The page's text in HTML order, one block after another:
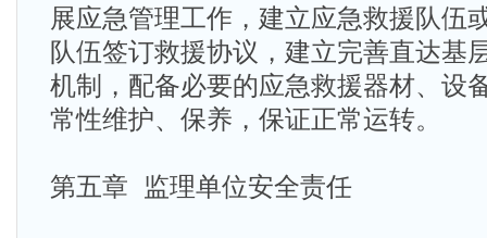
展应急管理工作，建立应急救援队伍
队伍签订救援协议，建立完善直达基
机制，配备必要的应急救援器材、设
常性维护、保养，保证正常运转。
第五章 监理单位安全责任